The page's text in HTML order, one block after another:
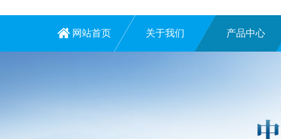
网站首页 关于我们 产品中心